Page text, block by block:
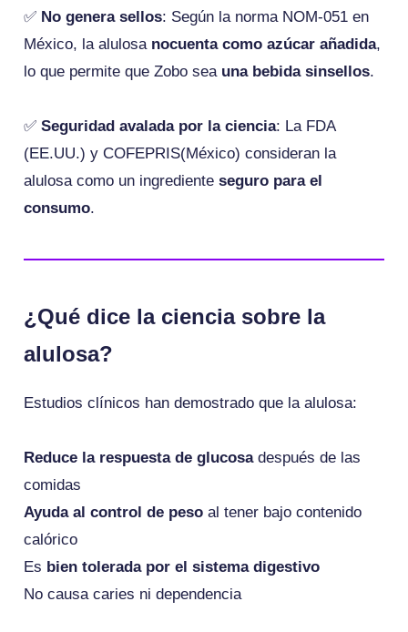
✅ No genera sellos: Según la norma NOM-051 en
México, la alulosa nocuenta como azúcar añadida,
lo que permite que Zobo sea una bebida sinsellos.
✅Seguridad avalada por la ciencia: La FDA
(EE.UU.) y COFEPRIS(México) consideran la
alulosa como un ingredienteseguro para el
consumo.
¿Qué dice la ciencia sobre la
alulosa?
Estudios clínicos han demostrado que la alulosa:
Reduce la respuesta de glucosadespués de las
comidas
Ayuda al control de peso al tener bajo contenido
calórico
Es bien tolerada por el sistema digestivo
No causa caries ni dependencia